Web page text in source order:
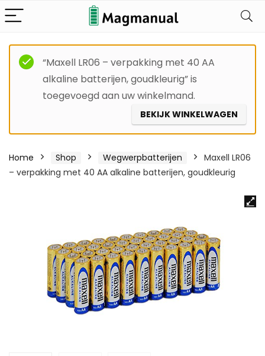
“Maxell LR06 – verpakking met 40 AA
alkaline batterijen, goudkleurig” is
toegevoegd aan uw winkelmand.
BEKIJK WINKELWAGEN
Home Shop Wegwerpbatterijen
Maxell LR06
– verpakking met 40 AA alkaline batterijen, goudkleurig